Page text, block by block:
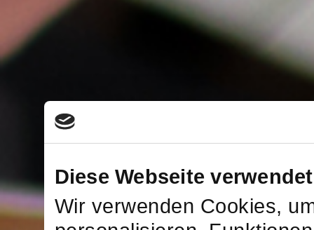
Diese Webseite
Wir verwenden Cookies,